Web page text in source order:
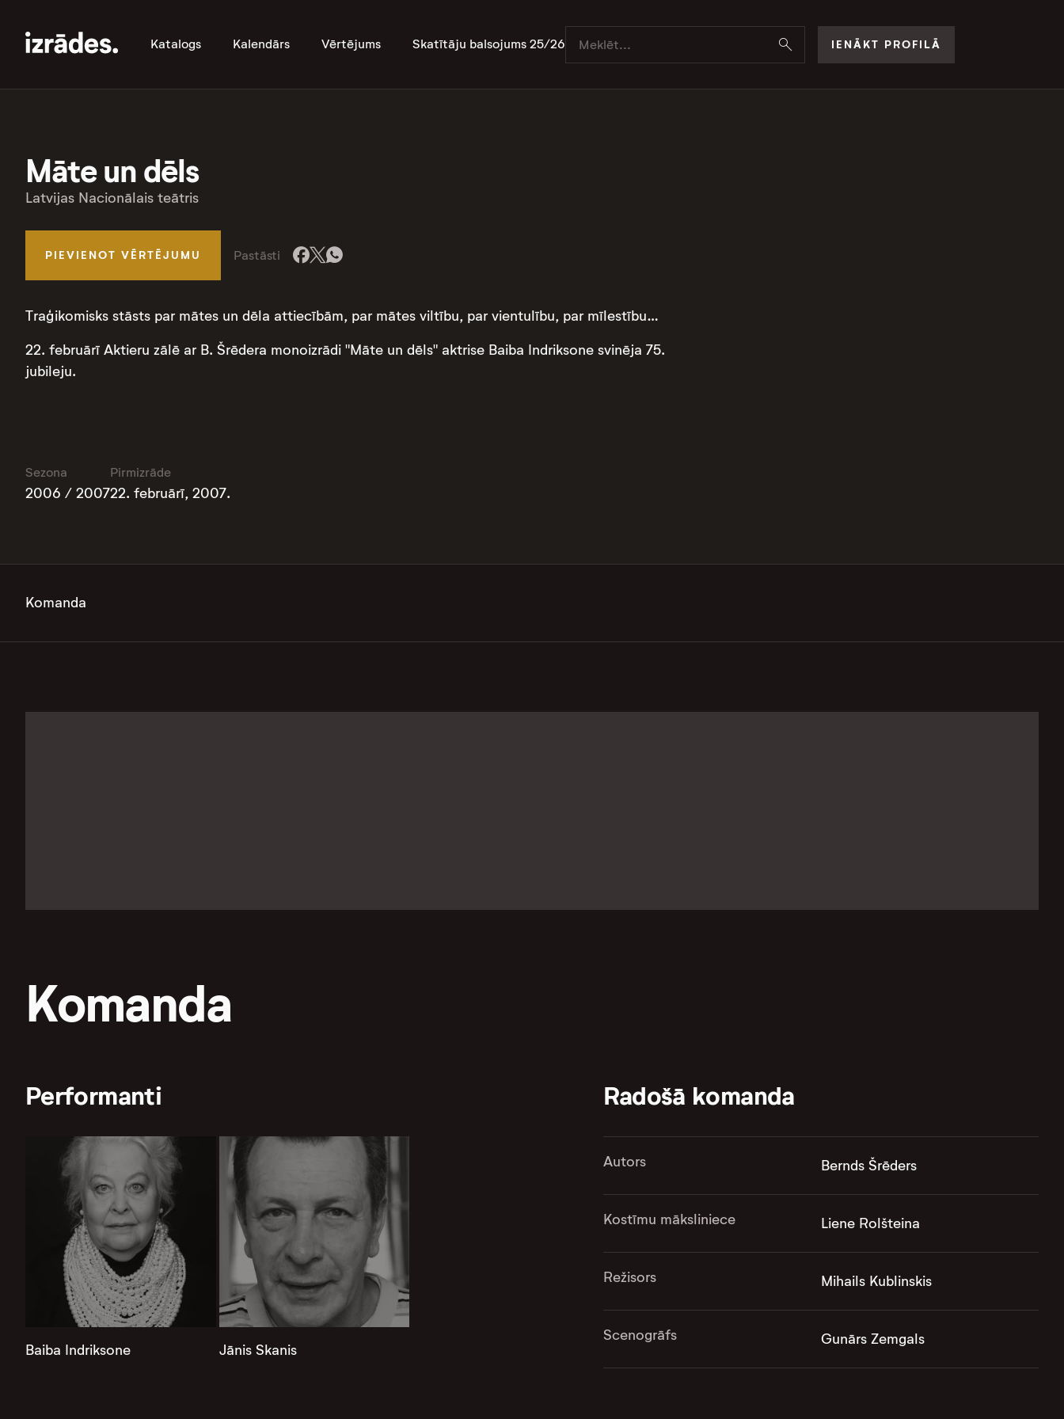
Katalogs Kalendārs Vērtējums Skatītāju balsojums 25/26 IENĀKT PROFILĀ
Māte un dēls
Latvijas Nacionālais teātris
PIEVIENOT VĒRTĒJUMU Pastāsti
Traģikomisks stāsts par mātes un dēla attiecībām, par mātes viltību, par vientulību, par mīlestību…
22. februārī Aktieru zālē ar B. Šrēdera monoizrādi "Māte un dēls" aktrise Baiba Indriksone svinēja 75.
jubileju.
Sezona
2006 / 2007
Pirmizrāde
22. februārī, 2007.
Komanda
Komanda
Performanti
Baiba Indriksone Jānis Skanis
Radošā komanda
Autors Bernds Šrēders
Kostīmu māksliniece Liene Rolšteina
Režisors Mihails Kublinskis
Scenogrāfs Gunārs Zemgals